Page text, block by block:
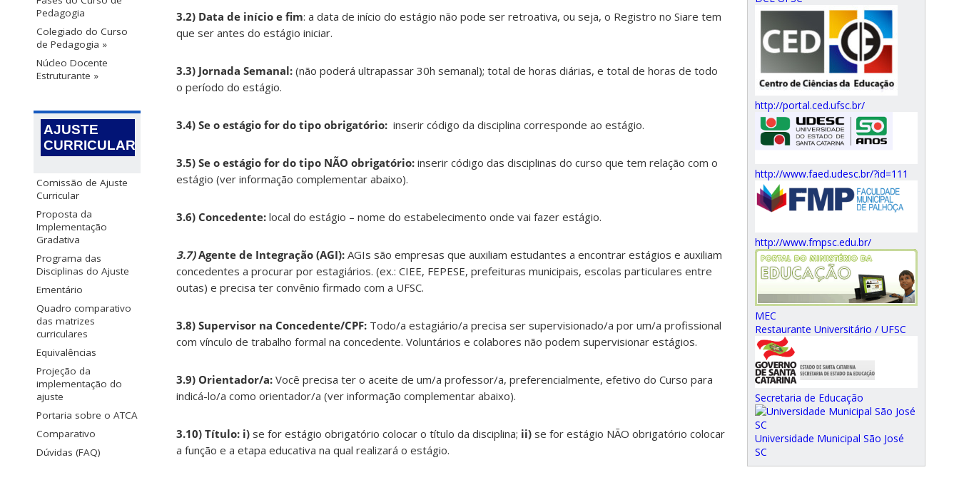
Pedagogia
Colegiado do Curso
de Pedagogia »
Núcleo Docente
Estruturante »
AJUSTE
CURRICULAR
Comissão de Ajuste
Curricular
Proposta da
Implementação
Gradativa
Programa das
Disciplinas do Ajuste
Ementário
Quadro comparativo
das matrizes
curriculares
Equivalências
Projeção da
implementação do
ajuste
Portaria sobre o ATCA
Comparativo
Dúvidas (FAQ)
3.2) Data de início e fim: a data de início do estágio não pode ser retroativa, ou seja, o Registro no Siare tem
que ser antes do estágio iniciar.
3.3) Jornada Semanal: (não poderá ultrapassar 30h semanal); total de horas diárias, e total de horas de todo
o período do estágio.
3.4) Se o estágio for do tipo obrigatório: inserir código da disciplina corresponde ao estágio.
3.5) Se o estágio for do tipo NÃO obrigatório: inserir código das disciplinas do curso que tem relação com o
estágio (ver informação complementar abaixo).
3.6) Concedente: local do estágio – nome do estabelecimento onde vai fazer estágio.
3.7)Agente de Integração (AGI): AGIs são empresas que auxiliam estudantes a encontrar estágios e auxiliam
concedentes a procurar por estagiários. (ex.: CIEE, FEPESE, prefeituras municipais, escolas particulares entre
outas) e precisa ter convênio firmado com a UFSC.
3.8) Supervisor na Concedente/CPF: Todo/a estagiário/a precisa ser supervisionado/a por um/a profissional
com vínculo de trabalho formal na concedente. Voluntários e colabores não podem supervisionar estágios.
3.9) Orientador/a: Você precisa ter o aceite de um/a professor/a, preferencialmente, efetivo do Curso para
indicá-lo/a como orientador/a (ver informação complementar abaixo).
3.10) Título: i) se for estágio obrigatório colocar o título da disciplina; ii) se for estágio NÃO obrigatório colocar
a função e a etapa educativa na qual realizará o estágio.
http://portal.ced.ufsc.br/
http://www.faed.udesc.br/?id=111
http://www.fmpsc.edu.br/
MEC
Restaurante Universitário / UFSC
Secretaria de Educação
Universidade Municipal São José
SC